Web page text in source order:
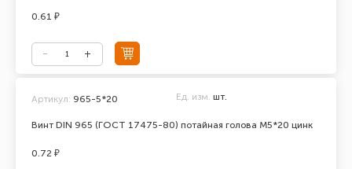
0.61 ₽
Винт DIN 965 (ГОСТ 17475-80) потайная голова М5*20 цинк
Артикул: 965-5*20 Ед. изм. шт.
0.72 ₽